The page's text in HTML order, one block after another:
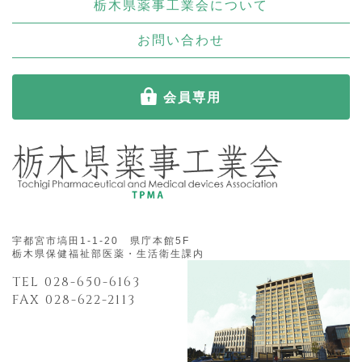
栃木県薬事工業会について
お問い合わせ
会員専用
宇都宮市塙田1-1-20 県庁本館5F
栃木県保健福祉部医薬・生活衛生課内
TEL 028-650-6163
FAX 028-622-2113